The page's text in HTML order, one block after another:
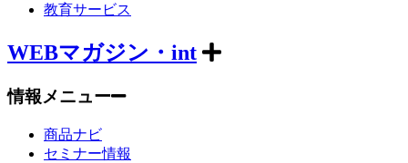
教育サービス
WEBマガジン・int
情報メニュー
商品ナビ
セミナー情報